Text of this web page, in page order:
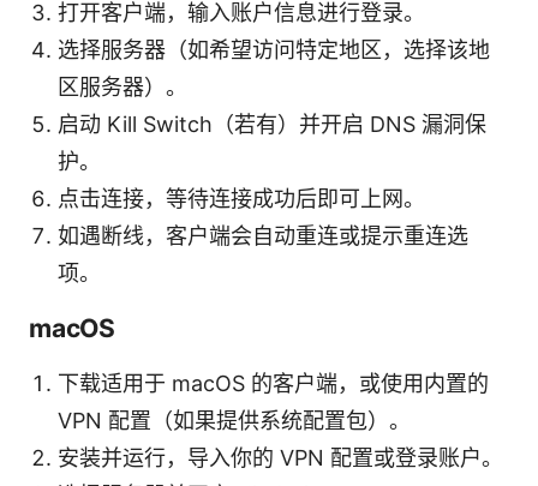
打开客户端，输入账户信息进行登录。
选择服务器（如希望访问特定地区，选择该地
区服务器）。
启动 Kill Switch（若有）并开启 DNS 漏洞保
护。
点击连接，等待连接成功后即可上网。
如遇断线，客户端会自动重连或提示重连选
项。
macOS
下载适用于 macOS 的客户端，或使用内置的
VPN 配置（如果提供系统配置包）。
安装并运行，导入你的 VPN 配置或登录账户。